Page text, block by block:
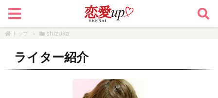
トップ > shizuka
ライター紹介